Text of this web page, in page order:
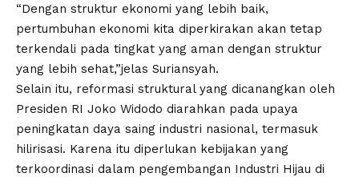
“Dengan struktur ekonomi yang lebih baik,
pertumbuhan ekonomi kita diperkirakan akan tetap
terkendali pada tingkat yang aman dengan struktur
yang lebih sehat,”jelas Suriansyah.
Selain itu, reformasi struktural yang dicanangkan oleh
Presiden RI Joko Widodo diarahkan pada upaya
peningkatan daya saing industri nasional, termasuk
hilirisasi. Karena itu diperlukan kebijakan yang
terkoordinasi dalam pengembangan Industri Hijau di